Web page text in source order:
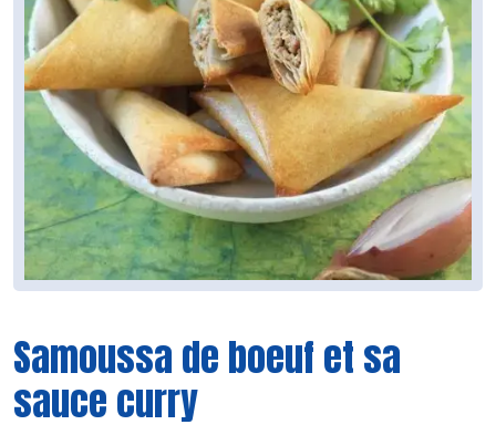
Samoussa de boeuf et sa
sauce curry